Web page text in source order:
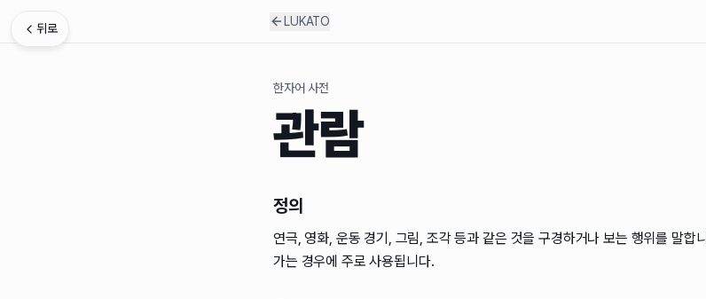
뒤로
LUKATO
한자어 사전
관람
정의
연극, 영화, 운동 경기, 그림, 조각 등과 같은 것을 구경하거나 보는 행위를 말합
가는 경우에 주로 사용됩니다.